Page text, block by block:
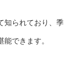
知られており、季
できます。